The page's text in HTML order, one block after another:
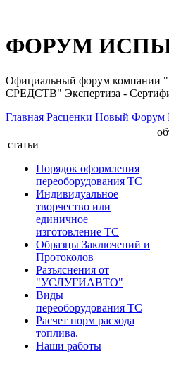
ФОРУМ
Официальный форум
СРЕДСТВ" Экспертиза -
Главная Расценки Новый Форум
статьи
Порядок оформления
переоборудования ТС
Индивидуальное
творчество или
единичное
изготовление ТС
Образцы Заключений и
Протоколов
Разъяснения от
"УСЛУГИАВТО"
Виды
переоборудования ТС
Расчет норм расхода
топлива.
Наши работы